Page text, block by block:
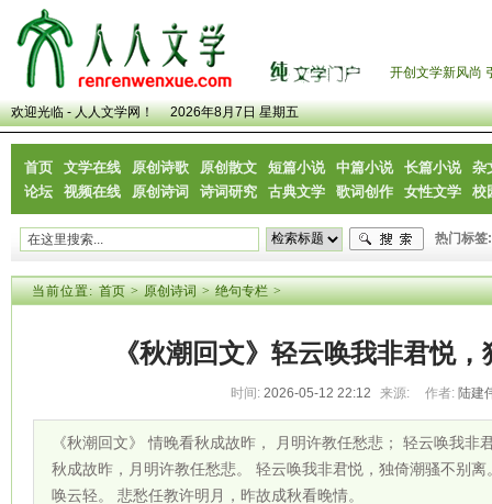
开创文学新风尚
欢迎光临 - 人人文学网！ 2026年8月7日 星期五
首页 文学在线 原创诗歌 原创散文 短篇小说 中篇小说 长篇小说
杂
论坛
视频在线 原创诗词 诗词研究 古典文学 歌词创作 女性文学 校
热门标签:
当前位置: 首页>原创诗词>绝句专栏>
《秋潮回文》轻云唤我非君悦
时间: 2026-05-12 22:12 来源: 作者: 陆建
《秋潮回文》 情晚看秋成故昨， 月明许教任愁悲； 轻云唤我
秋成故昨，月明许教任愁悲。 轻云唤我非君悦，独倚潮骚不别
唤云轻。 悲愁任教许明月，昨故成秋看晚情。